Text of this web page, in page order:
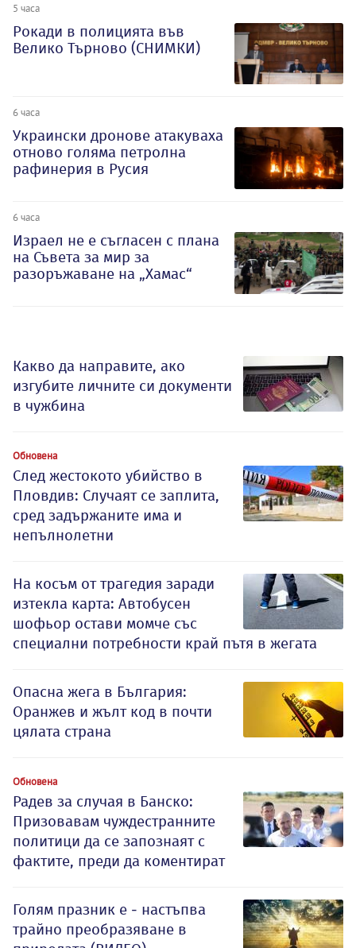
5 часа
Рокади в полицията във
Велико Търново (СНИМКИ)
6 часа
Украински дронове атакуваха
отново голяма петролна
рафинерия в Русия
6 часа
Израел не е съгласен с плана
на Съвета за мир за
разоръжаване на „Хамас“
Какво да направите, ако
изгубите личните си документи
в чужбина
Обновена
След жестокото убийство в
Пловдив: Случаят се заплита,
сред задържаните има и
непълнолетни
На косъм от трагедия заради
изтекла карта: Автобусен
шофьор остави момче със
специални потребности край пътя в жегата
Опасна жега в България:
Оранжев и жълт код в почти
цялата страна
Обновена
Радев за случая в Банско:
Призовавам чуждестранните
политици да се запознаят с
фактите, преди да коментират
Голям празник е - настъпва
трайно преобразяване в